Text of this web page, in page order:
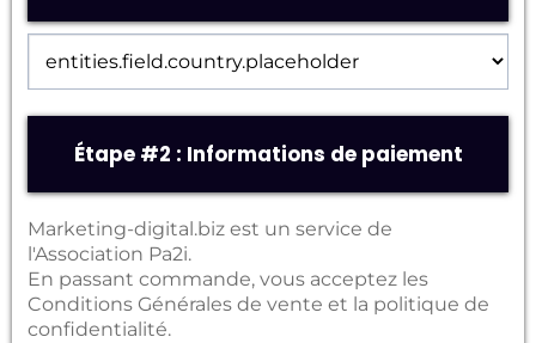
Étape #2 : Informations de paiement
Marketing-digital.biz est un service de
l'Association Pa2i.
En passant commande, vous acceptez les
Conditions Générales de vente et la politique de
confidentialité.